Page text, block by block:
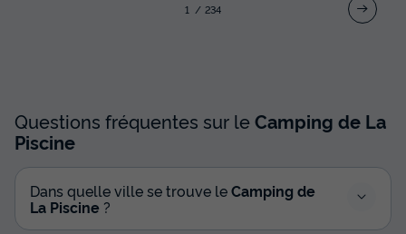
1 234
Questions fréquentes sur leCamping de La
Piscine
Dans quelle ville se trouve leCamping de
La Piscine ?